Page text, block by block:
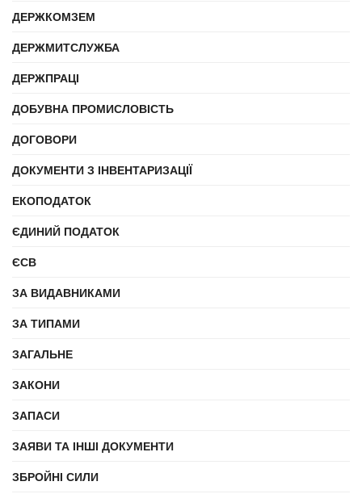
ДЕРЖКОМЗЕМ
ДЕРЖМИТСЛУЖБА
ДЕРЖПРАЦІ
ДОБУВНА ПРОМИСЛОВІСТЬ
ДОГОВОРИ
ДОКУМЕНТИ З ІНВЕНТАРИЗАЦІЇ
ЕКОПОДАТОК
ЄДИНИЙ ПОДАТОК
ЄСВ
ЗА ВИДАВНИКАМИ
ЗА ТИПАМИ
ЗАГАЛЬНЕ
ЗАКОНИ
ЗАПАСИ
ЗАЯВИ ТА ІНШІ ДОКУМЕНТИ
ЗБРОЙНІ СИЛИ